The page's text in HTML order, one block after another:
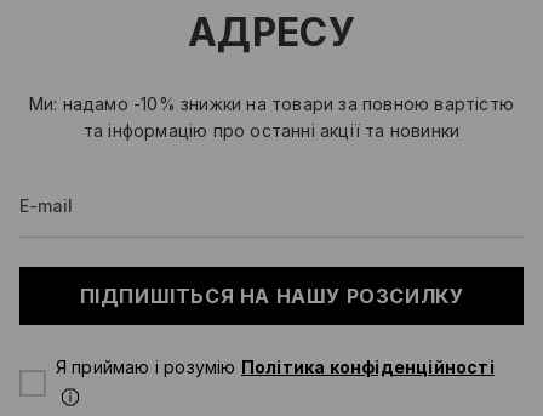
АДРЕСУ
Ми: надамо -10% знижки на товари за повною вартістю
та інформацію про останні акції та новинки
E-mail
ПІДПИШІТЬСЯ НА НАШУ РОЗСИЛКУ
Я приймаю і розумію Політика конфіденційності